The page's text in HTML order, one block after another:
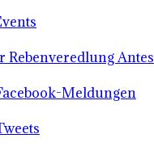
Rebenveredlung Antes
Meldungen